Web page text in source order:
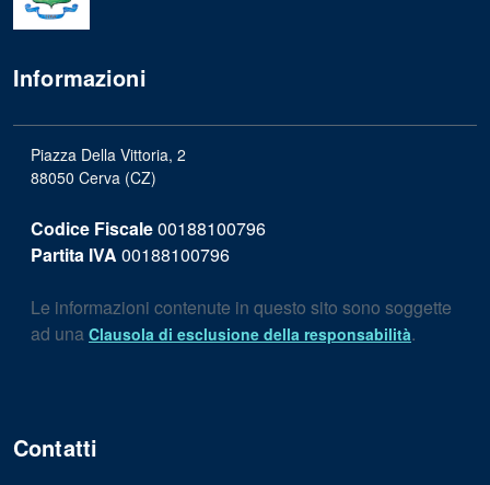
Informazioni
Piazza Della Vittoria, 2
88050 Cerva (CZ)
Codice Fiscale00188100796
Partita IVA 00188100796
Le informazioni contenute in questo sito sono soggette
ad una Clausola di esclusione della responsabilità.
Contatti